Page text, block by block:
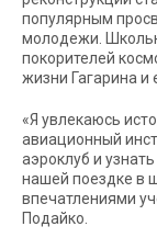
популярным
молодежи.
покорителей
жизни Гагарина и
«Я увлекаюсь
авиационный
аэроклуб и
нашей поездке в
впечатлениями
Подайко.